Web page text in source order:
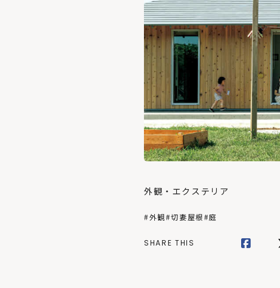
外観・エクステリア
#外観#切妻屋根#庭
SHARE THIS